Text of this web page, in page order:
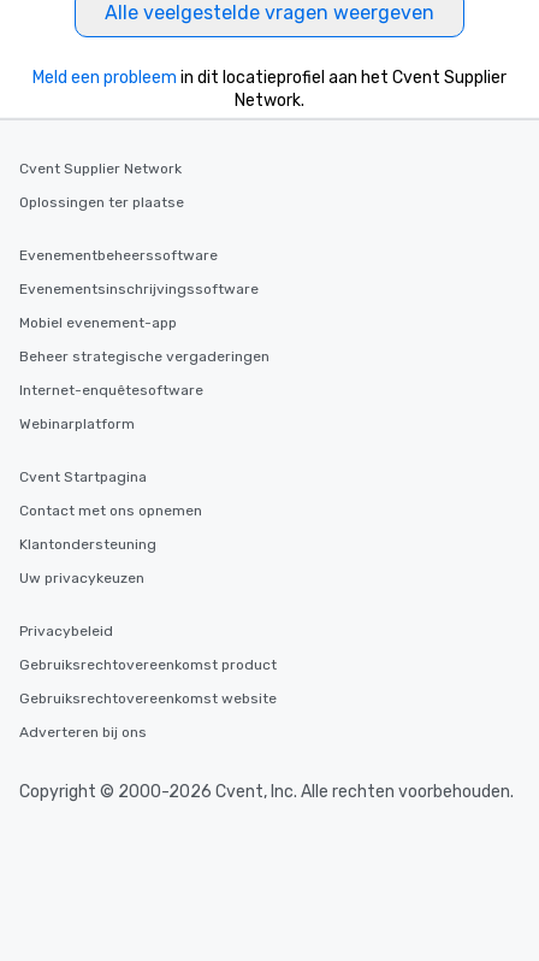
Alle veelgestelde vragen weergeven
Meld een probleem in dit locatieprofiel aan het Cvent Supplier
Network.
Cvent Supplier Network
Oplossingen ter plaatse
Evenementbeheerssoftware
Evenementsinschrijvingssoftware
Mobiel evenement-app
Beheer strategische vergaderingen
Internet-enquêtesoftware
Webinarplatform
Cvent Startpagina
Contact met ons opnemen
Klantondersteuning
Uw privacykeuzen
Privacybeleid
Gebruiksrechtovereenkomst product
Gebruiksrechtovereenkomst website
Adverteren bij ons
Copyright © 2000-2026 Cvent, Inc. Alle rechten voorbehouden.